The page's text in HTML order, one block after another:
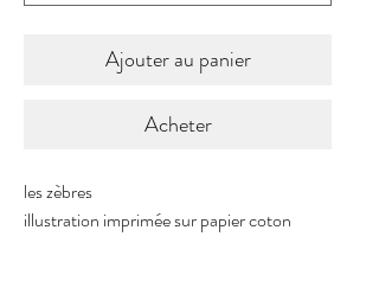
Ajouter au panier
Acheter
les zèbres
illustration imprimée sur papier coton